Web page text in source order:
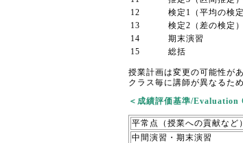
12
検定1（平均の検
13
検定2（差の検定）
14
期末演習
15
総括
授業計画は変更の可能性が
クラス毎に講師が異なるた
＜成績評価基準/Evaluation
平常点（授業への貢献など
中間演習・期末演習